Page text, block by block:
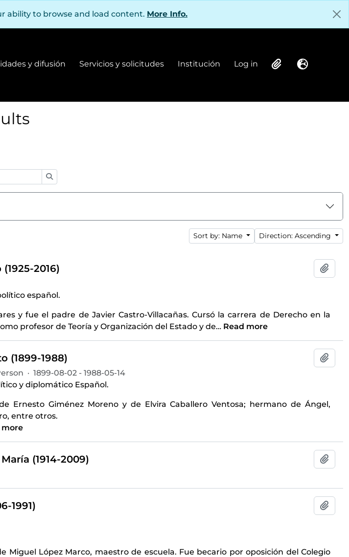
ability to browse and load content. More Info.
y difusión
Actividades y difusión
Servicios y solicitudes Institución
Institución
Log in
Log in ClipboardLanguage
Sort by: Name Direction: Ascending
2016)
español.
y fue el padre de Javier Castro-Villacañas. Cursó la carrera de Derecho en la
profesor de Teoría y Organización del Estado y de… Read more
(1899-1988)
· 1899-08-02 - 1988-05-14
y diplomático Español.
Ernesto Giménez Moreno y de Elvira Caballero Ventosa; hermano de Ángel,
entre otros.
more
(1914-2009)
1991)
Miguel López Marco, maestro de escuela. Fue becario por oposición del Colegio